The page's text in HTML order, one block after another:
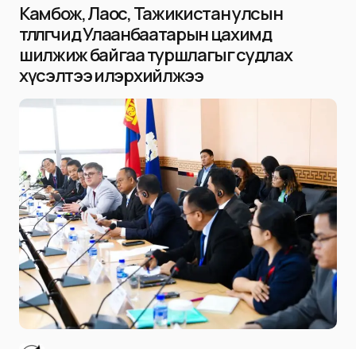
Камбож, Лаос, Тажикистан улсын
төлөөлөгчид Улаанбаатарын цахимд
шилжиж байгаа туршлагыг судлах
хүсэлтээ илэрхийлжээ